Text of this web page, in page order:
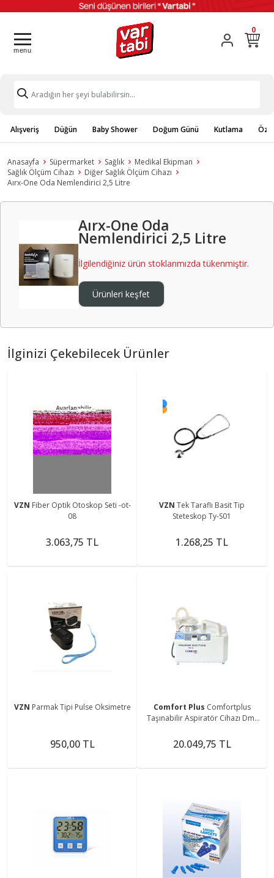
0
Alışveriş Düğün Baby Shower Doğum Günü Kutlama
Anasayfa Süpermarket Sağlık
Medikal Ekipman
Sağlık Ölçüm Cihazı
Diğer Sağlık Ölçüm Cihazı
Aırx-One Oda Nemlendirici 2,5 Litre
Aırx-One Oda
Nemlendirici 2,5 Litre
İlgilendiğiniz ürün stoklarımızda tükenmiştir.
Ürünleri keşfet
İlginizi Çekebilecek Ürünler
VZN Fiber Optik Otoskop Seti -ot-
08
3.063,75 TL
VZN Tek Taraflı Basit Tip
Steteskop Ty-S01
1.268,25 TL
VZN Parmak Tipi Pulse Oksimetre
950,00 TL
Comfort Plus Comfortplus
Taşınabilir Aspiratör Cihazı Dm-
20.049,75 TL